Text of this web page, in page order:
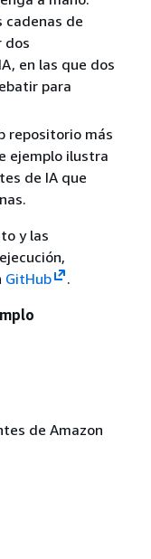
cadenas de
dos
en las que dos
para
repositorio más
ejemplo ilustra
de IA que
y las
GitHub
.
de Amazon